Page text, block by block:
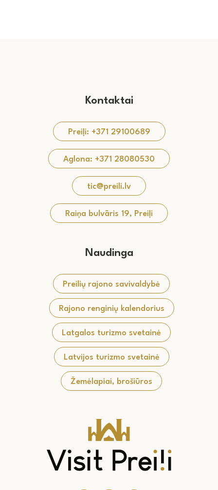
Kontaktai
Preiļi: +371 29100689
Aglona: +371 28080530
tic@preili.lv
Raiņa bulvāris 19, Preiļi
Naudinga
Preilių rajono savivaldybė
Rajono renginių kalendorius
Latgalos turizmo svetainė
Latvijos turizmo svetainė
Žemėlapiai, brošiūros